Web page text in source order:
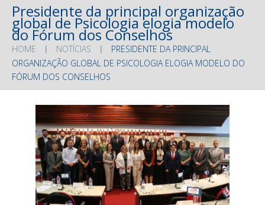
Presidente da principal organização
global de Psicologia elogia modelo
do Fórum dos Conselhos
HOME NOTÍCIAS
PRESIDENTE DA PRINCIPAL
ORGANIZAÇÃO GLOBAL DE PSICOLOGIA ELOGIA MODELO DO
FÓRUM DOS CONSELHOS